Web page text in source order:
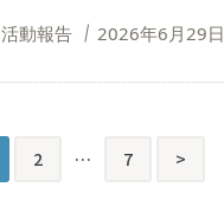
活動報告
2026年6月29日
2 … 7 次
>